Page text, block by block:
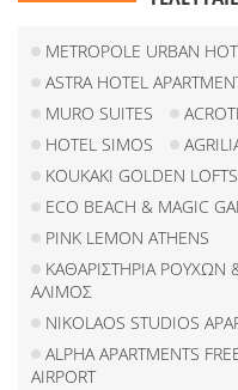
METROPOLE URBAN
ASTRA HOTEL
MURO SUITES
HOTEL SIMOS
KOUKAKI GOLDEN LOFTS
ECO BEACH & MAGIC
PINK LEMON ATHENS
ΚΑΘΑΡΙΣΤΗΡΙΑ ΡΟΥΧΩΝ
ΑΛΙΜΟΣ
NIKOLAOS STUDIOS
ALPHA APARTMENTS
AIRPORT